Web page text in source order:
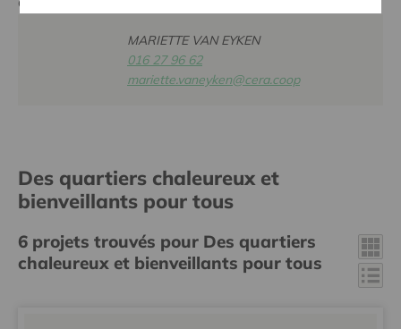
MARIETTE VAN EYKEN
016 27 96 62
mariette.vaneyken@cera.coop
Des quartiers chaleureux et
bienveillants pour tous
6 projets trouvés pour Des quartiers
chaleureux et bienveillants pour tous